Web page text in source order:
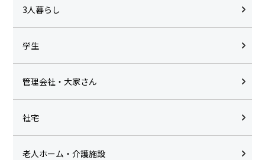
3人暮らし
学生
管理会社・大家さん
社宅
老人ホーム・介護施設